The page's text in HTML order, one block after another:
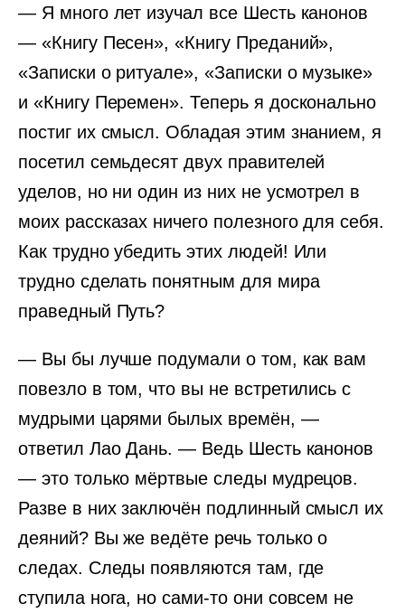
— Я много лет изучал все Шесть канонов
— «Книгу Песен», «Книгу Преданий»,
«Записки о ритуале», «Записки о музыке»
и «Книгу Перемен». Теперь я досконально
постиг их смысл. Обладая этим знанием, я
посетил семьдесят двух правителей
уделов, но ни один из них не усмотрел в
моих рассказах ничего полезного для себя.
Как трудно убедить этих людей! Или
трудно сделать понятным для мира
праведный Путь?
— Вы бы лучше подумали о том, как вам
повезло в том, что вы не встретились с
мудрыми царями былых времён, —
ответил Лао Дань. — Ведь Шесть канонов
— это только мёртвые следы мудрецов.
Разве в них заключён подлинный смысл их
деяний? Вы же ведёте речь только о
следах. Следы появляются там, где
ступила нога, но сами-то они совсем не